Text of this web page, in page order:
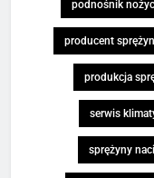
podnośnik
producent sprężyn
produkcja
serwis
sprężyny